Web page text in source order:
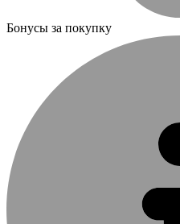
Бонусы за покупку